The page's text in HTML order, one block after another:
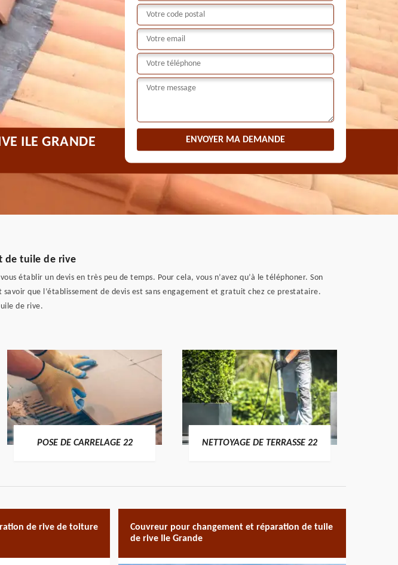
ILE GRANDE
de tuile de rive
établir un devis en très peu de temps. Pour cela, vous n’avez qu’à le téléphoner. Son
que l’établissement de devis est sans engagement et gratuit chez ce prestataire.
de rive.
POSE DE CARRELAGE 22 NETTOYAGE DE TERRASSE 22
de rive de toiture
Couvreur pour changement et réparation de tuile
de rive Ile Grande